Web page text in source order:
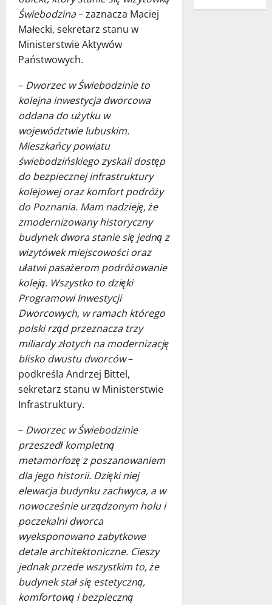
Świebodzina– zaznacza Maciej
Małecki, sekretarz stanu w
Ministerstwie Aktywów
Państwowych.
– Dworzec w Świebodzinie to
kolejna inwestycja dworcowa
oddana do użytku w
województwie lubuskim.
Mieszkańcy powiatu
świebodzińskiego zyskali dostęp
do bezpiecznej infrastruktury
kolejowej oraz komfort podróży
do Poznania. Mam nadzieję, że
zmodernizowany historyczny
budynek dwora stanie się jedną z
wizytówek miejscowości oraz
ułatwi pasażerom podróżowanie
koleją. Wszystko to dzięki
Programowi Inwestycji
Dworcowych, w ramach którego
polski rząd przeznacza trzy
miliardy złotych na modernizację
blisko dwustu dworców–
podkreśla Andrzej Bittel,
sekretarz stanu w Ministerstwie
Infrastruktury.
– Dworzec w Świebodzinie
przeszedł kompletną
metamorfozę z poszanowaniem
dla jego historii. Dzięki niej
elewacja budynku zachwyca, a w
nowocześnie urządzonym holu i
poczekalni dworca
wyeksponowano zabytkowe
detale architektoniczne. Cieszy
jednak przede wszystkim to, że
budynek stał się estetyczną,
komfortową i bezpieczną